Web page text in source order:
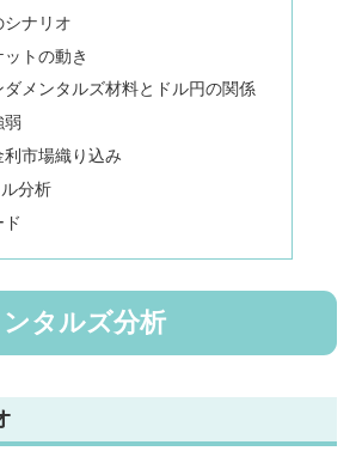
シナリオ
ットの動き
ダメンタルズ材料とドル円の関係
弱
利市場織り込み
分析
ド
タルズ分析